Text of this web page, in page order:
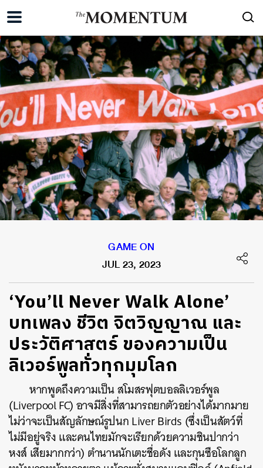
GAME ON
JUL 23, 2023
‘You’ll Never Walk Alone’
บทเพลง ชีวิต จิตวิญญาณ และ
ประวัติศาสตร์ ของความเป็น
ลิเวอร์พูลทั่วทุกมุมโลก
หากพูดถึงความเป็น สโมสรฟุตบอลลิเวอร์พูล
(Liverpool FC) อาจมีสิ่งที่สามารถยกตัวอย่างได้มากมาย
ไม่ว่าจะเป็นสัญลักษณ์รูปนก Liver Birds (ซึ่งเป็นสัตว์ที่
ไม่มีอยู่จริง และคนไทยมักจะเรียกด้วยความชินปากว่า
หงส์ เสียมากกว่า) ตำนานนักเตะชื่อดัง และกุนซือโลกลูก